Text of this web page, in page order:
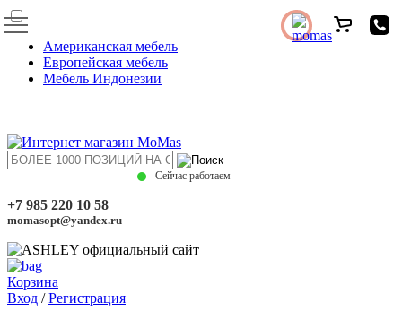
Американская мебель
Европейская мебель
Мебель Индонезии
Сейчас работаем
+7 985 220 10 58
momasopt@yandex.ru
Корзина
Вход /Регистрация